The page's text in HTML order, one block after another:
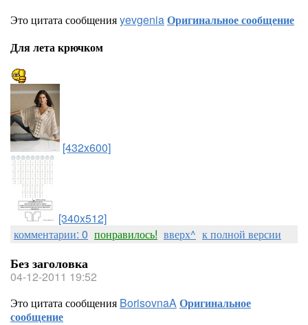
Это цитата сообщенияyevgeniaОригинальное сообщение
Для лета крючком
[432x600]
[340x512]
комментарии: 0 понравилось! вверх^ к полной версии
Без заголовка
04-12-2011 19:52
Это цитата сообщения BorisovnaAОригинальное
сообщение